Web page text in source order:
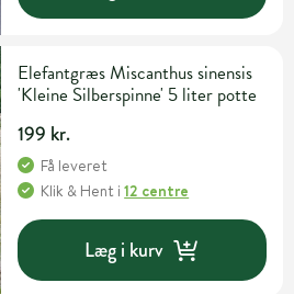
Elefantgræs Miscanthus sinensis
'Kleine Silberspinne' 5 liter potte
199 kr.
Få leveret
Klik & Hent i12 centre
Læg i kurv